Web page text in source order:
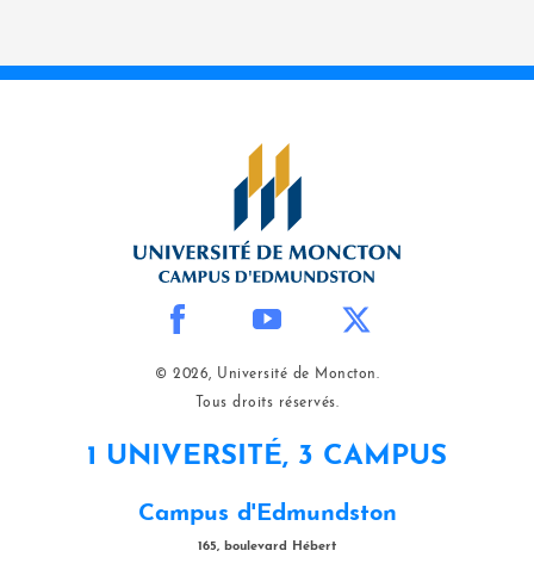
© 2026, Université de Moncton.
Tous droits réservés.
1 UNIVERSITÉ, 3 CAMPUS
Campus d'Edmundston
165, boulevard Hébert